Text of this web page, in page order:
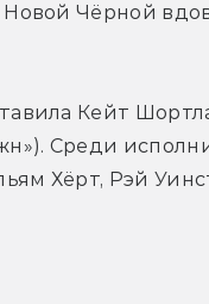
Чёрной
Кейт
Среди
Хёрт, Рэй